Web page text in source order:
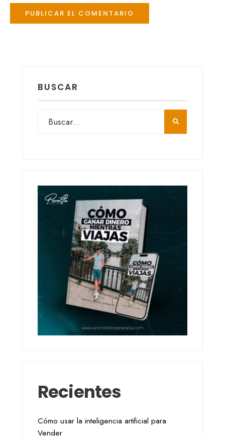
BUSCAR
Recientes
Cómo usar la inteligencia artificial para
Vender